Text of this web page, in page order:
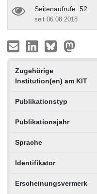
Seitenaufrufe: 52
seit 06.08.2018
Zugehörige
Institution(en) am KIT
Publikationstyp
Publikationsjahr
Sprache
Identifikator
Erscheinungsvermerk